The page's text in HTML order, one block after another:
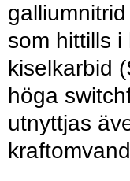
som hittills
kiselkarbid
höga
utnyttjas